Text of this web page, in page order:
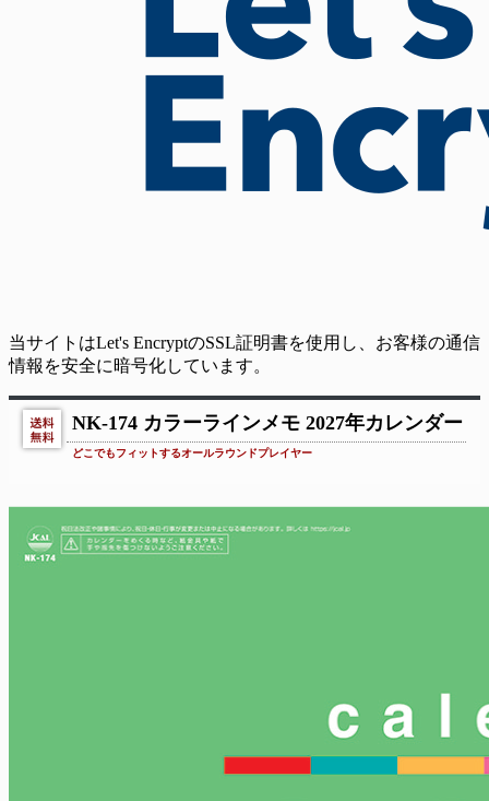
当サイトはLet's EncryptのSSL証明書を使用し、お客様の通信
情報を安全に暗号化しています。
NK-174 カラーラインメモ 2027年カレンダー
どこでもフィットするオールラウンドプレイヤー